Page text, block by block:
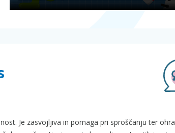
Je zasvojljiva in pomaga pri sproščanju ter